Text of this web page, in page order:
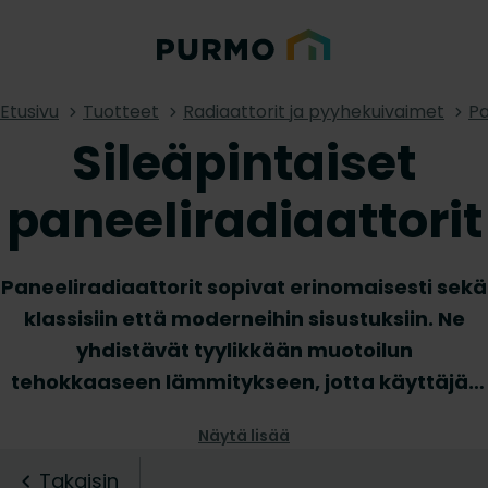
Etusivu Tuotteet Radiaattorit ja pyyhekuivaimet
Sileäpintaiset
paneeliradiaattorit
Paneeliradiaattorit sopivat erinomaisesti sekä
klassisiin että moderneihin sisustuksiin. Ne
yhdistävät tyylikkään muotoilun
tehokkaaseen lämmitykseen, jotta käyttäjät
siististä sisätilasta. Pienen syvyytensä
ansiosta pananeeliradiaattorit ovat
Näytä lisää
Takaisin